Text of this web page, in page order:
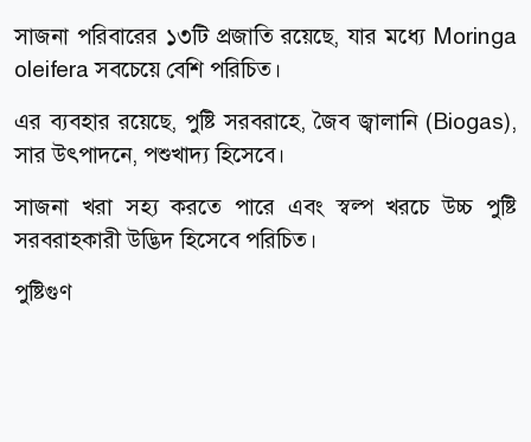
সাজনা পরিবারের ১৩টি প্রজাতি রয়েছে, যার মধ্যে Moringa
oleifera সবচেয়ে বেশি পরিচিত।
এর ব্যবহার রয়েছে, পুষ্টি সরবরাহে, জৈব জ্বালানি (Biogas),
সার উৎপাদনে, পশুখাদ্য হিসেবে।
সাজনা খরা সহ্য করতে পারে এবং স্বল্প খরচে উচ্চ পুষ্টি
সরবরাহকারী উদ্ভিদ হিসেবে পরিচিত।
পুষ্টিগুণ